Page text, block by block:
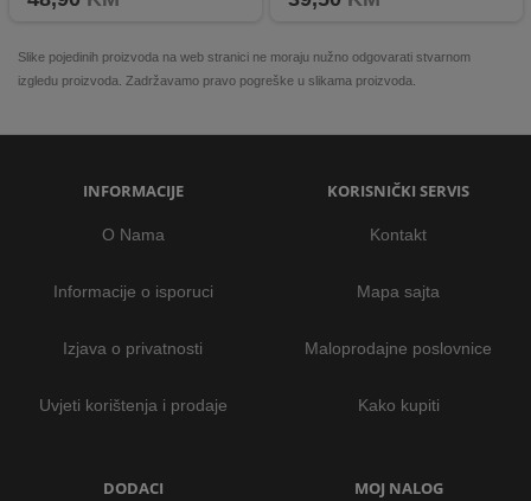
Slike pojedinih proizvoda na web stranici ne moraju nužno odgovarati stvarnom
izgledu proizvoda. Zadržavamo pravo pogreške u slikama proizvoda.
INFORMACIJE
O Nama
Informacije o isporuci
Izjava o privatnosti
Uvjeti korištenja i prodaje
KORISNIČKI SERVIS
Kontakt
Mapa sajta
Maloprodajne poslovnice
Kako kupiti
DODACI MOJ NALOG